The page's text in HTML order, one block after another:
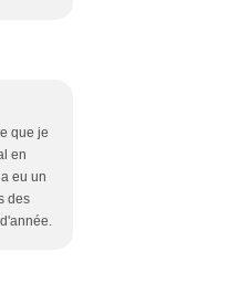
que je
en
eu un
des